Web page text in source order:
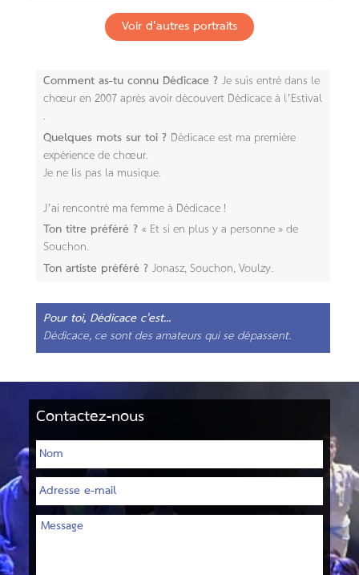
Voir d'autres portraits
Comment as-tu connu Dédicace ?Je suis entré dans le
chœur en 2007 après avoir découvert Dédicace à l’Estival​
.
Quelques mots sur toi ? Dédicace est ma première
expérience de chœur.
Je ne lis pas la musique.
J’ai rencontré ma femme à Dédicace !
Ton titre préféré ?« Et si en plus y a personne » de
Souchon​.
Ton artiste préféré ?Jonasz, Souchon, Voulzy​.
Pour toi, Dédicace c'est...
Dédicace, ce sont des amateurs qui se dépassent.
Contactez-nous